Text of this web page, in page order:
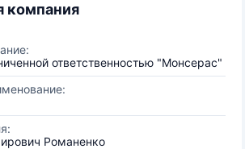
компания
ответственностью "Монсерас"
Романенко